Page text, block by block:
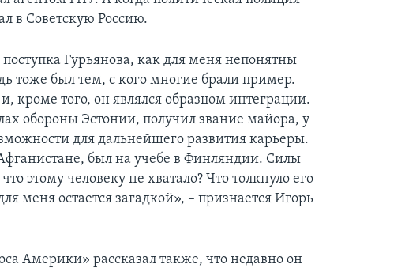
в Советскую Россию.
Гурьянова, как для меня непонятны
тоже был тем, с кого многие брали пример.
кроме того, он являлся образцом интеграции.
обороны Эстонии, получил звание майора, у
для дальнейшего развития карьеры.
был на учебе в Финляндии. Силы
этому человеку не хватало? Что толкнуло его
меня остается загадкой», – признается Игорь
Америки» рассказал также, что недавно он